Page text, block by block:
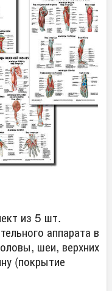
из 5 шт.
аппарата в
шеи, верхних
(покрытие